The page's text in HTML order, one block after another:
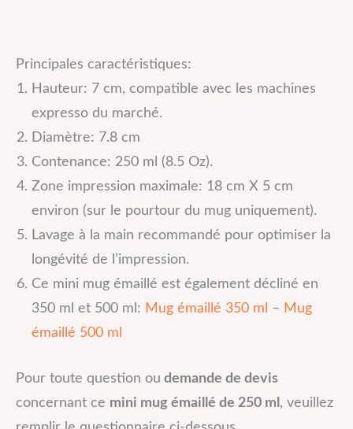
Principales caractéristiques:
Hauteur: 7 cm, compatible avec les machines
expresso du marché.
Diamètre: 7.8 cm
Contenance: 250 ml (8.5 Oz).
Zone impression maximale: 18 cm X 5 cm
environ (sur le pourtour du mug uniquement).
Lavage à la main recommandé pour optimiser la
longévité de l’impression.
Ce mini mug émaillé est également décliné en
350 ml et 500 ml: Mug émaillé 350 ml – Mug
émaillé 500 ml
Pour toute question ou demande de devis
concernant ce mini mug émaillé de 250 ml , veuillez